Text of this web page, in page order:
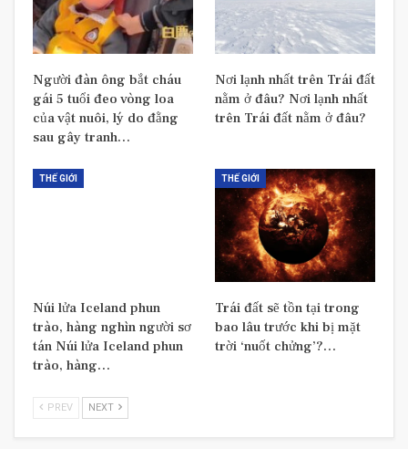
Người đàn ông bắt cháu
gái 5 tuổi đeo vòng loa
của vật nuôi, lý do đằng
sau gây tranh…
Nơi lạnh nhất trên Trái đất
nằm ở đâu? Nơi lạnh nhất
trên Trái đất nằm ở đâu?
THẾ GIỚI
Núi lửa Iceland phun
trào, hàng nghìn người sơ
tán Núi lửa Iceland phun
trào, hàng…
THẾ GIỚI
Trái đất sẽ tồn tại trong
bao lâu trước khi bị mặt
trời ‘nuốt chửng’?…
PREV NEXT